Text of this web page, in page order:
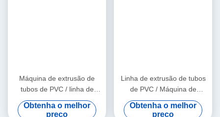
Máquina de extrusão de
tubos de PVC / linha de
produção de tubos de PVC
315-630
Obtenha o melhor
preço
Linha de extrusão de tubos
de PVC / Máquina de
fabricação de tubos de PVC
160
Obtenha o melhor
preço